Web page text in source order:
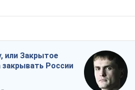
или Закрытое
России